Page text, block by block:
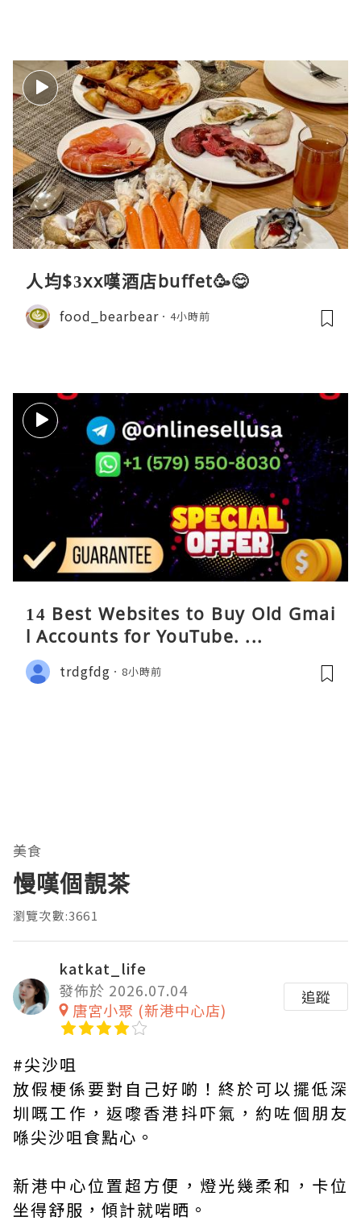
人均$3xx嘆酒店buffet🥳😋
food_bearbear 4小時前
14 Best Websites to Buy Old Gmai
l Accounts for YouTube. ...
trdgfdg 8小時前
美食
慢嘆個靚茶
瀏覽次數:3661
katkat_life
發佈於 2026.07.04
唐宮小聚 (新港中心店)
追蹤
#尖沙咀
放假梗係要對自己好啲！終於可以擺低深
圳嘅工作，返嚟香港抖吓氣，約咗個朋友
喺尖沙咀食點心。
新港中心位置超方便，燈光幾柔和，卡位
坐得舒服，傾計就啱晒。